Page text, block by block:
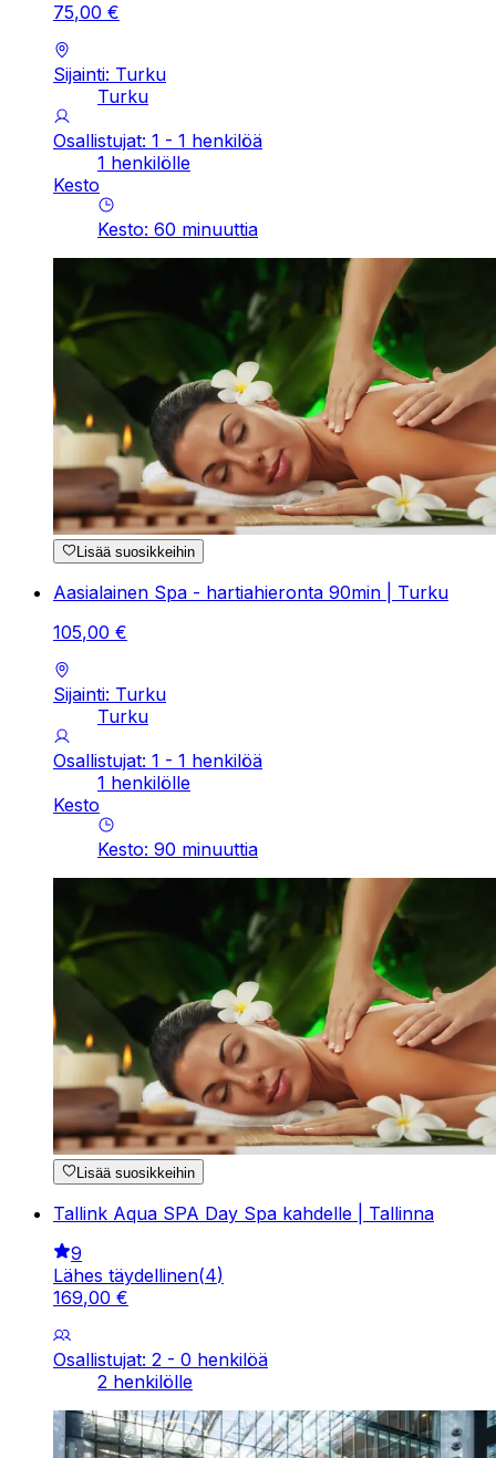
75,00 €
Sijainti: Turku
Turku
Osallistujat: 1 - 1 henkilöä
1 henkilölle
Kesto
Kesto: 60 minuuttia
Lisää suosikkeihin
Aasialainen Spa - hartiahieronta 90min | Turku
105,00 €
Sijainti: Turku
Turku
Osallistujat: 1 - 1 henkilöä
1 henkilölle
Kesto
Kesto: 90 minuuttia
Lisää suosikkeihin
Tallink Aqua SPA Day Spa kahdelle | Tallinna
9
Lähes täydellinen(4)
169,00 €
Osallistujat: 2 - 0 henkilöä
2 henkilölle